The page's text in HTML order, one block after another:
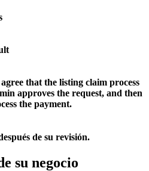
that the listing claim process
approves the request, and then
the payment.
de su revisión.
su negocio